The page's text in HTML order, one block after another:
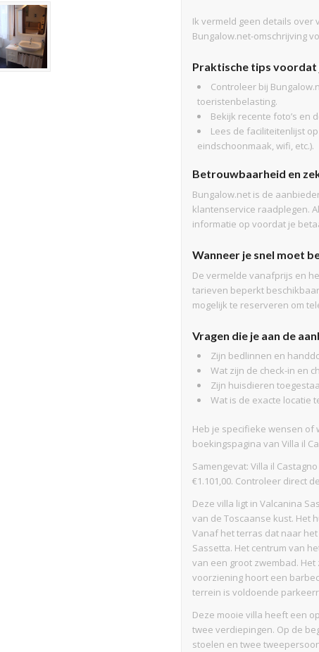
Ik vermeld geen details
Bungalow.net-omschrijving
Praktische tips voordat
Controleer bij
toeristenbelasting.
Bekijk recente foto’s
Lees de faciliteitenlijst
eindschoonmaak, wifi, etc.).
Betrouwbaarheid en
Bungalow.net is de
klantenservice raadplegen.
informatie op voordat je
Wanneer je snel moet
De vermelde vanafprijs en
tarieven beperkt
mogelijk te reserveren om
Vragen die je aan de
Zijn bedlinnen en
Wat zijn de check-in en
Zijn huisdieren
Wat is de exacte locatie
Heb je specifieke wensen of
boekingspagina van Villa il
Samengevat: Villa il
€1.101,00. Controleer direct
Deze villa ligt in Valcanina
van de Toscaanse kust. Het
Vanaf het terras dat naar het
Sassetta. Het centrum van
van een groot zwembad.
voorziening hoort een
terrein is voldoende
Deze mooie villa heeft een
twee verdiepingen. Op de
stoelen en twee